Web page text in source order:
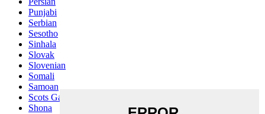
Punjabi
Serbian
Sesotho
Sinhala
Slovak
Slovenian
Somali
Samoan
Scots Gaelic
Shona